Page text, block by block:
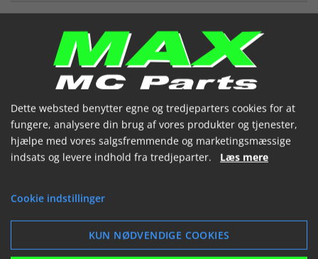
TENSIONER,CAM CH
(12811HN9101)


240,04 kr.
LÆG I KURV
Dette websted benytter egne og tredjeparters cookies for at
fungere, analysere din brug af vores produkter og tjenester,
hjælpe med vores salgsfremmende og marketingsmæssige
indsats og levere indhold fra tredjeparter. Læs mere
Cookie indstillinger
KUN NØDVENDIGE COOKIES